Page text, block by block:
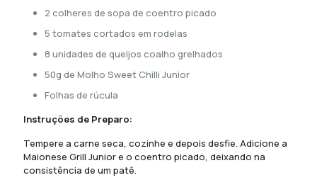
2 colheres de sopa de coentro picado
5 tomates cortados em rodelas
8 unidades de queijos coalho grelhados
50g de Molho Sweet Chilli Junior
Folhas de rúcula
Instruções de Preparo:
Tempere a carne seca, cozinhe e depois desfie. Adicione a
Maionese Grill Junior e o coentro picado, deixando na
consistência de um patê.